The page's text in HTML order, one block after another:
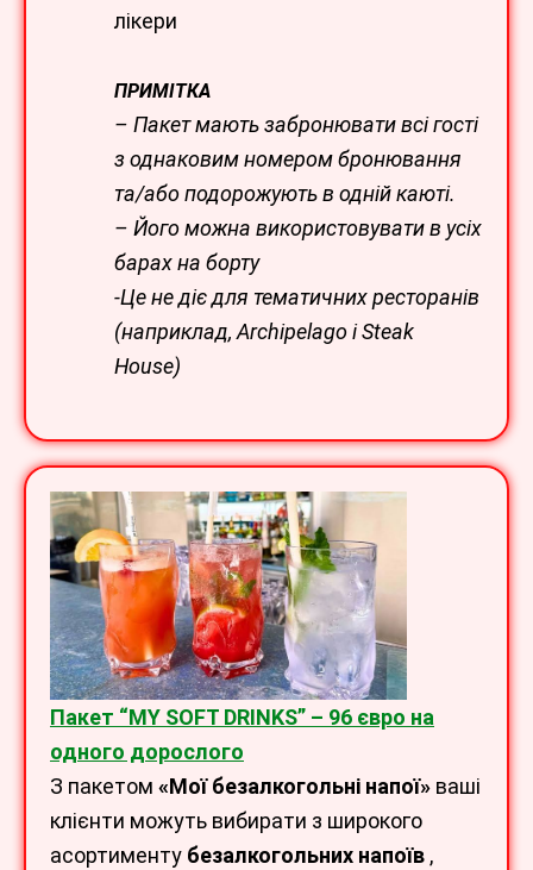
лікери
ПРИМІТКА
– Пакет мають забронювати всі гості
з однаковим номером бронювання
та/або подорожують в одній каюті.
– Його можна використовувати в усіх
барах на борту
-Це не діє для тематичних ресторанів
(наприклад, Archipelago і Steak
House)
Пакет “MY SOFT DRINKS” – 96 євро на
одного дорослого
З пакетом «Мої безалкогольні напої» ваші
клієнти можуть вибирати з широкого
асортименту безалкогольних напоїв ,